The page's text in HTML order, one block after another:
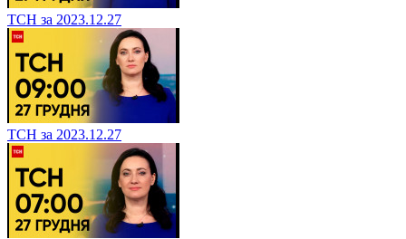
ТСН за 2023.12.27
ТСН за 2023.12.27